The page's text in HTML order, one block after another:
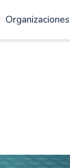
Organizaciones